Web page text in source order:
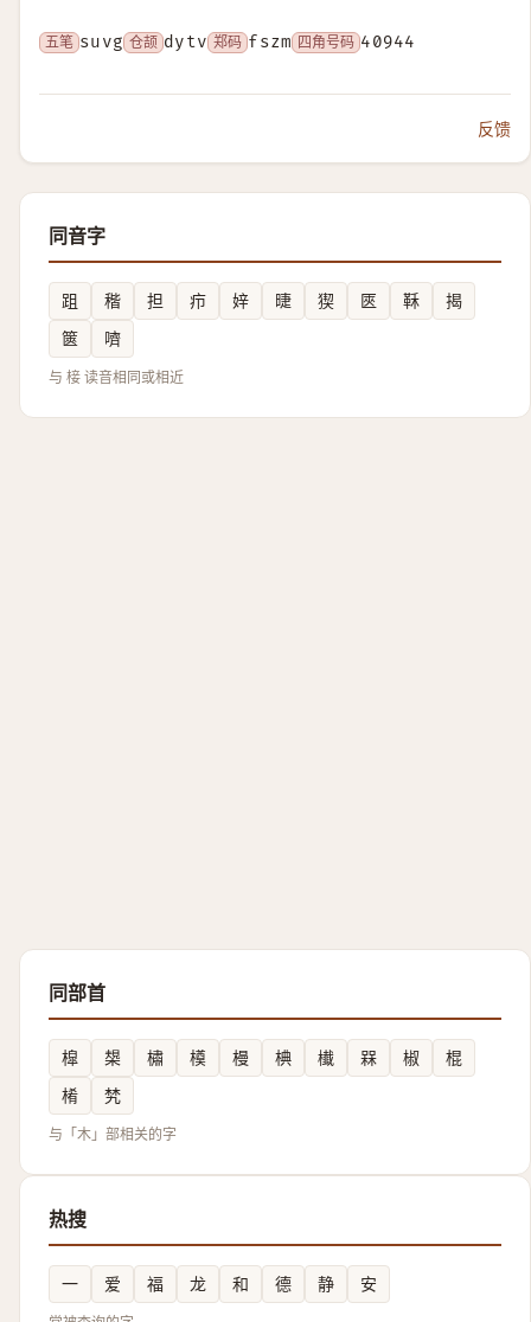
五笔 suvg 仓颉 dytv 郑码 fszm 四角号码 40944
反馈
同音字
跙 稭 担 疖 㛙 㫸 猰 匧 鞂
揭
篋
嚌
与 椄 读音相同或相近
同部首
槹 槼 橚 橂 槾 椣 㰇 槑 椒
棍
㮁
㭝
与「木」部相关的字
热搜
一 爱 福 龙 和 德 静 安